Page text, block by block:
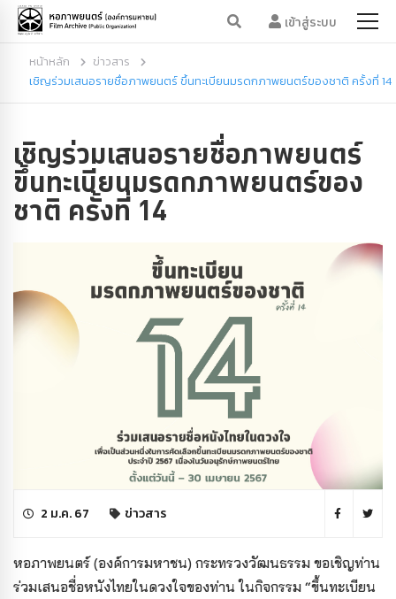
เข้าสู่ระบบ
หน้าหลัก
ข่าวสาร
เชิญร่วมเสนอรายชื่อภาพยนตร์ ขึ้นทะเบียนมรดกภาพยนตร์ของชาติ ครั้งที่ 14
เชิญร่วมเสนอรายชื่อภาพยนตร์
ขึ้นทะเบียนมรดกภาพยนตร์ของ
ชาติ ครั้งที่ 14
2 ม.ค. 67 ข่าวสาร
หอภาพยนตร์ (องค์การมหาชน) กระทรวงวัฒนธรรม ขอเชิญท่าน
ร่วมเสนอชื่อหนังไทยในดวงใจของท่าน ในกิจกรรม “ขึ้นทะเบียน